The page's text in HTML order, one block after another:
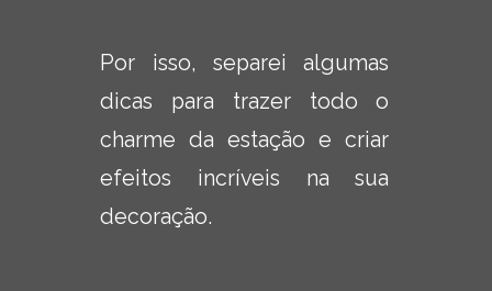
Por isso, separei algumas
dicas para trazer todo o
charme da estação e criar
efeitos incríveis na sua
decoração.